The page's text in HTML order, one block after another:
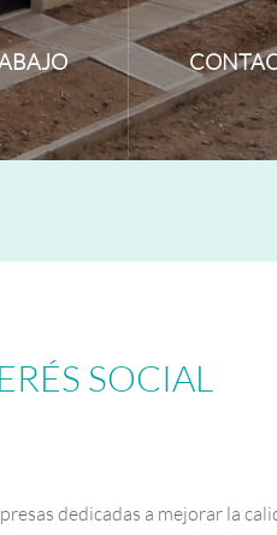
SOCIAL
dedicadas a mejorar la